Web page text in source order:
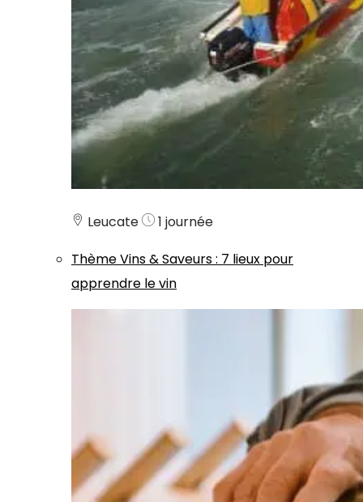
Leucate
1 journée
ThèmeVins & Saveurs: 7 lieux pour
apprendre le vin